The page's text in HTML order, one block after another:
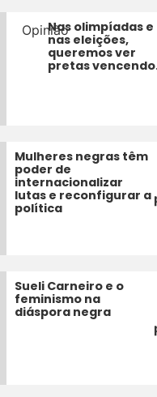
OpiniãoNas olimpíadas e
nas eleições,
queremos ver
pretas
Mulheres negras têm
poder de
internacionalizar
lutas e reconfigurar a
política
Sueli Carneiro e o
feminismo na
diáspora negra